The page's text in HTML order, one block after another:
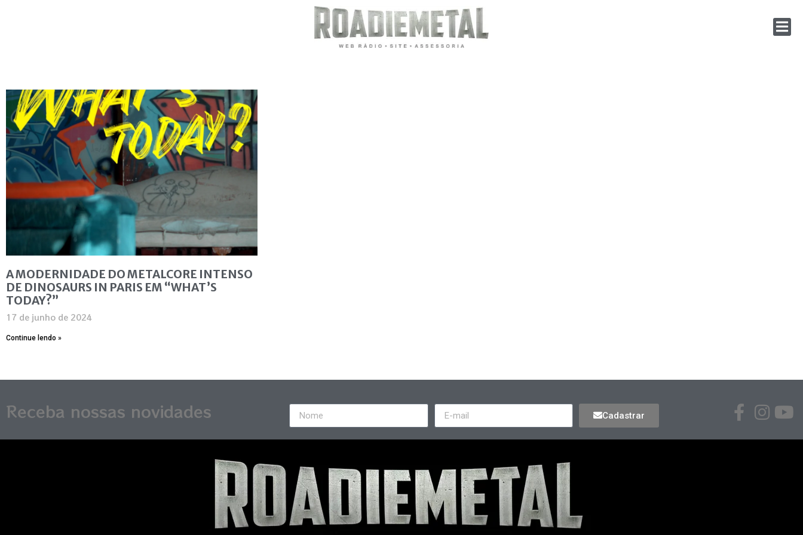
A MODERNIDADE DO METALCORE INTENSO
DE DINOSAURS IN PARIS EM “WHAT’S
TODAY?”
17 de junho de 2024
Continue lendo »
Receba nossas novidades Cadastrar